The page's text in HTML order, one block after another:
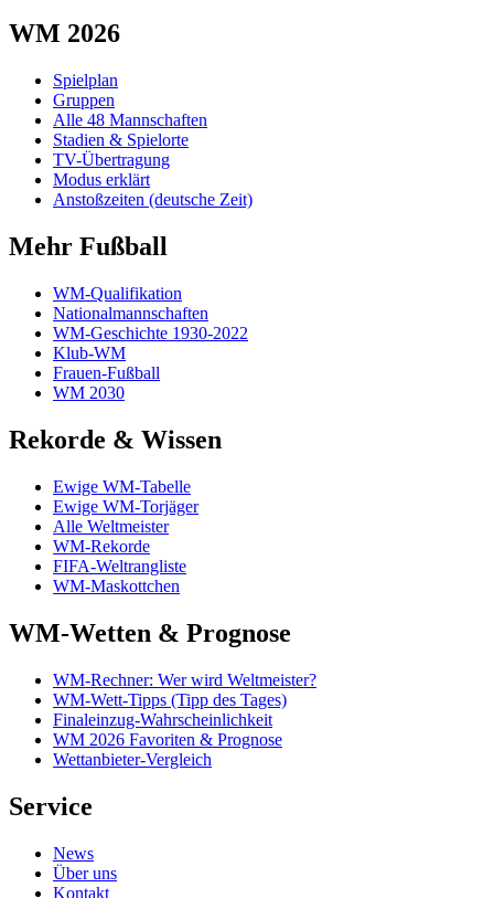
WM 2026
Spielplan
Gruppen
Alle 48 Mannschaften
Stadien & Spielorte
TV-Übertragung
Modus erklärt
Anstoßzeiten (deutsche Zeit)
Mehr Fußball
WM-Qualifikation
Nationalmannschaften
WM-Geschichte 1930-2022
Klub-WM
Frauen-Fußball
WM 2030
Rekorde & Wissen
Ewige WM-Tabelle
Ewige WM-Torjäger
Alle Weltmeister
WM-Rekorde
FIFA-Weltrangliste
WM-Maskottchen
WM-Wetten & Prognose
WM-Rechner: Wer wird Weltmeister?
WM-Wett-Tipps (Tipp des Tages)
Finaleinzug-Wahrscheinlichkeit
WM 2026 Favoriten & Prognose
Wettanbieter-Vergleich
Service
News
Über uns
Kontakt